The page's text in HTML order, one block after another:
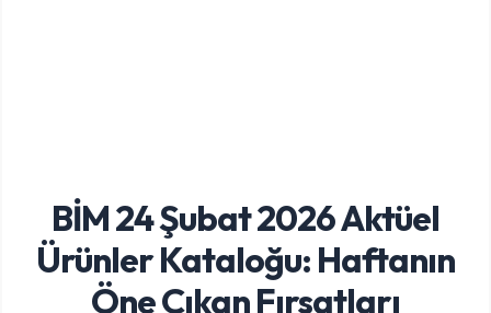
BİM 24 Şubat 2026 Aktüel
Ürünler Kataloğu: Haftanın
Öne Çıkan Fırsatları